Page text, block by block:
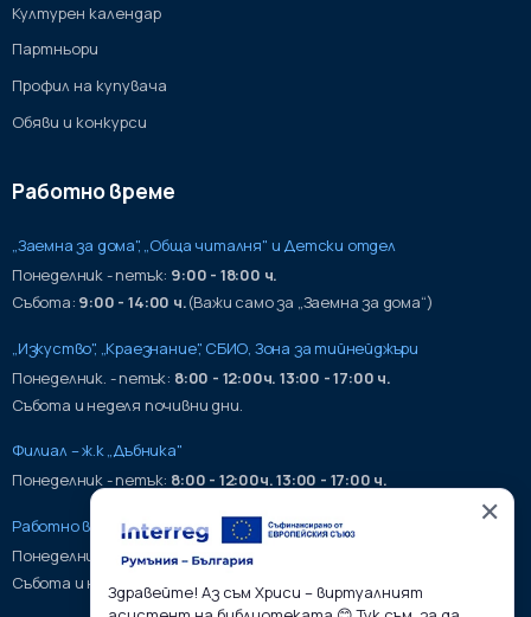
Културен календар
Партньори
Профил на купувача
Обяви и конкурси
Работно време
„Заемна за дома", „Обща читалня" и Детски отдел
Понеделник - петък: 9:00 - 18:00 ч.
Събота: 9:00 - 14:00 ч.(Важи само за „Заемна за дома“)
„Изкуство", „Краезнание", СБИО, Зона за тийнейджъри
Понеделник. - петък: 8:00 - 12:00ч. 13:00 - 17:00 ч.
Събота и неделя почивни дни.
Филиал – ж.к „Дъбника"
Понеделник - петък: 8:00 - 12:00ч. 13:00 - 17:00 ч.
Работно време на хранилища:
Понеделник - петък:9:00 - 17:00ч.
Събота и неделя почивни дни.
✕
Здравейте! Аз съм Хриси – виртуалният